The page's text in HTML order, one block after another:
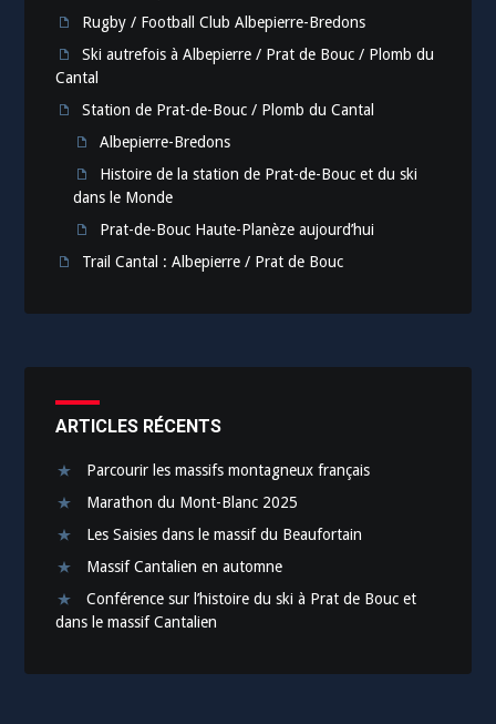
Rugby / Football Club Albepierre-Bredons
Ski autrefois à Albepierre / Prat de Bouc / Plomb du
Cantal
Station de Prat-de-Bouc / Plomb du Cantal
Albepierre-Bredons
Histoire de la station de Prat-de-Bouc et du ski
dans le Monde
Prat-de-Bouc Haute-Planèze aujourd’hui
Trail Cantal : Albepierre / Prat de Bouc
ARTICLES RÉCENTS
Parcourir les massifs montagneux français
Marathon du Mont-Blanc 2025
Les Saisies dans le massif du Beaufortain
Massif Cantalien en automne
Conférence sur l’histoire du ski à Prat de Bouc et
dans le massif Cantalien